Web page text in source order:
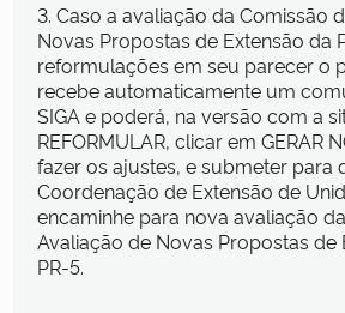
3. Caso a avaliação da Comissão
Novas Propostas de Extensão da
reformulações em seu parecer o
recebe automaticamente um
SIGA e poderá, na versão com a
REFORMULAR, clicar em GERAR
fazer os ajustes, e submeter para
Coordenação de Extensão de
encaminhe para nova avaliação
Avaliação de Novas Propostas de
PR-5.